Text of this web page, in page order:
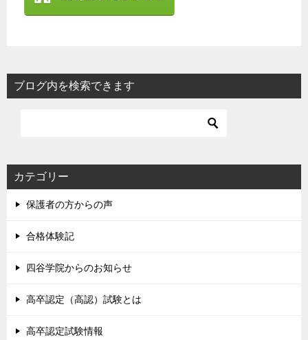
ブログ内を検索できます
カテゴリー
保護者の方からの声
合格体験記
四谷学院からのお知らせ
高卒認定（高認）試験とは
高卒認定試験情報